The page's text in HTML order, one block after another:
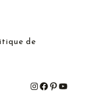
de
# # # #